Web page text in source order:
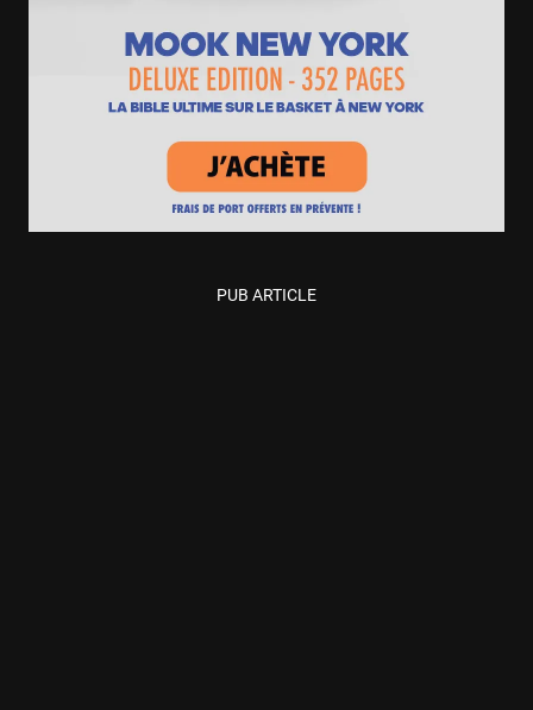
PUB ARTICLE